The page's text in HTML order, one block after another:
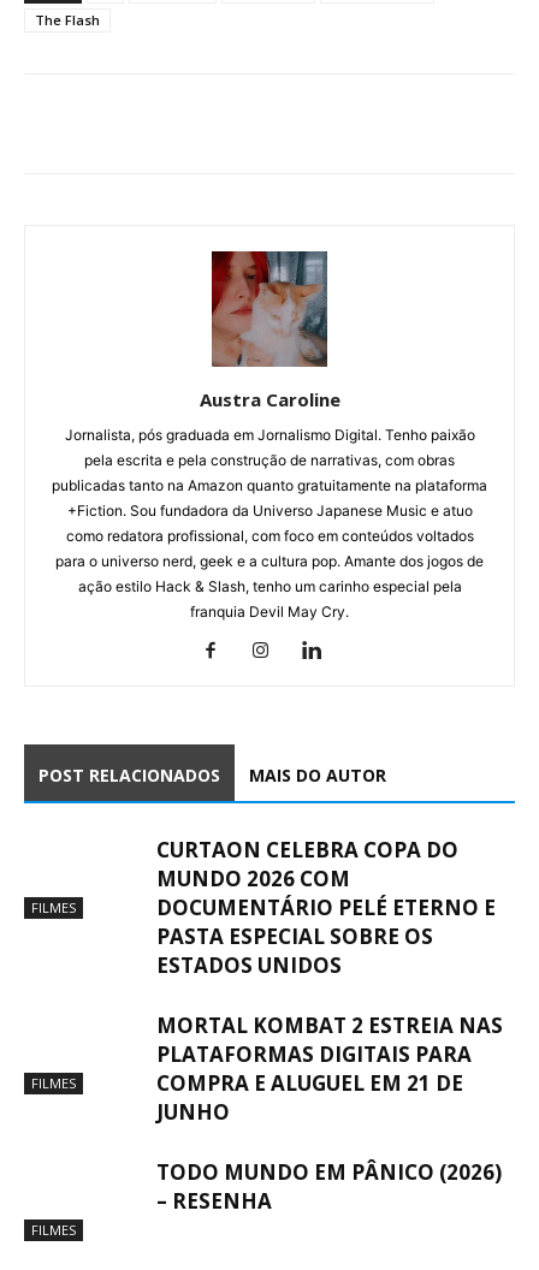
The Flash
Austra Caroline
Jornalista, pós graduada em Jornalismo Digital. Tenho paixão
pela escrita e pela construção de narrativas, com obras
publicadas tanto na Amazon quanto gratuitamente na plataforma
+Fiction. Sou fundadora da Universo Japanese Music e atuo
como redatora profissional, com foco em conteúdos voltados
para o universo nerd, geek e a cultura pop. Amante dos jogos de
ação estilo Hack & Slash, tenho um carinho especial pela
franquia Devil May Cry.
POST RELACIONADOS MAIS DO AUTOR
FILMES
CURTAON CELEBRA COPA DO
MUNDO 2026 COM
DOCUMENTÁRIO PELÉ ETERNO E
PASTA ESPECIAL SOBRE OS
ESTADOS UNIDOS
FILMES
MORTAL KOMBAT 2 ESTREIA NAS
PLATAFORMAS DIGITAIS PARA
COMPRA E ALUGUEL EM 21 DE
JUNHO
FILMES
TODO MUNDO EM PÂNICO (2026)
– RESENHA